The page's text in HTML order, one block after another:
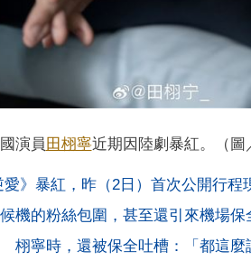
演員 田栩寧近期因陸劇暴紅。（圖
》暴紅，昨（2日）首次公開行
機的粉絲包圍，甚至還引來機場
栩寧時，還被保全吐槽：「都這麼